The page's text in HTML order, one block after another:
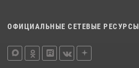
ОФИЦИАЛЬНЫЕ СЕТЕВЫЕ РЕСУРСЫ